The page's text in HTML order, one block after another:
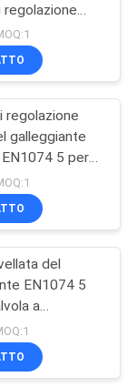
10
regolazione
galleggiante
RESINA
regolazione
galleggiante
5 per
del
EN1074 5
a
di
del
acqua